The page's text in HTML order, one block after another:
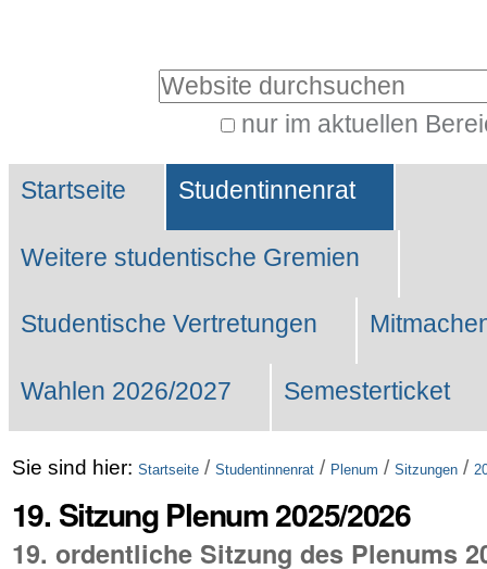
Website durchsuchen
nur im aktuellen
Suche…
Sektionen
Startseite Studentinnenrat
Weitere studentische Gremien
Studentische Vertretungen
Wahlen 2026/2027 Semesterticket
Sie sind hier: Startseite / Studentinnenrat / Plenum / Sitzungen /
19. Sitzung Plenum 2025/2026
19. ordentliche Sitzung des Plenums